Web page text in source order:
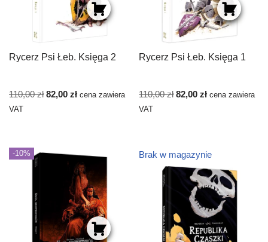
Rycerz Psi Łeb. Księga 2
110,00zł 82,00 zł cena zawiera
VAT
Rycerz Psi Łeb. Księga 1
110,00zł 82,00zł cena zawiera
VAT
-10% Brak w magazynie